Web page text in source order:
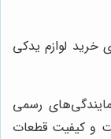
خرید لوازم یدکی
رسمی
و کیفیت قطعات